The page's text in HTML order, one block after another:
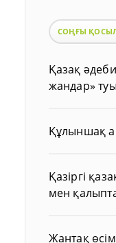
СОҢҒЫ
Қазақ
жандар»
Құлыншақ
Қазіргі
мен
Жантақ